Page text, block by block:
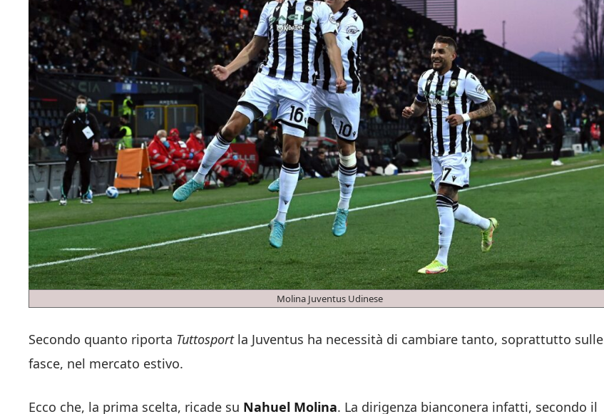
Molina Juventus Udinese
Secondo quanto riporta Tuttosportla Juventus ha necessità di cambiare tanto, soprattutto sulle
fasce, nel mercato estivo.
Ecco che, la prima scelta, ricade su Nahuel Molina. La dirigenza bianconera infatti, secondo il